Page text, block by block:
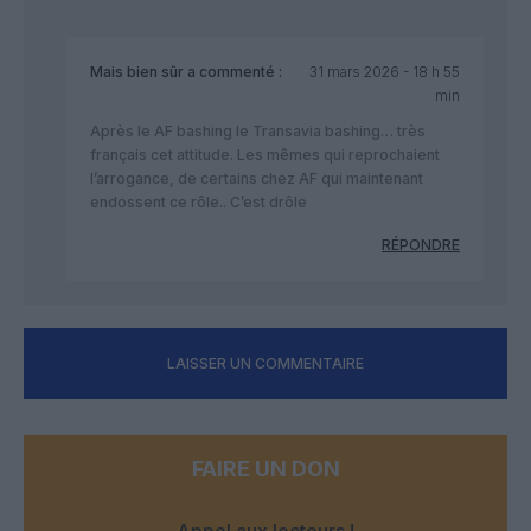
Mais bien sûr a commenté :
31 mars 2026 - 18 h 55
min
Après le AF bashing le Transavia bashing… très
français cet attitude. Les mêmes qui reprochaient
l’arrogance, de certains chez AF qui maintenant
endossent ce rôle.. C’est drôle
RÉPONDRE
LAISSER UN COMMENTAIRE
FAIRE UN DON